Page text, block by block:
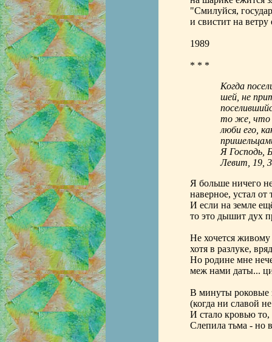
"Смилуйся,
и свистит на ветру
1989
* * *
Когда
шей, не
то же, что
люби его,
Я Господь,
Левит, 19,
Я больше ничего
наверное, устал от
И если на земле
то это дышит дух
Не хочется живому
хотя в разлуке,
Но родине мне
меж нами даты...
В минуты роковые
(когда ни славой
И стало кровью то,
Слепила тьма - но